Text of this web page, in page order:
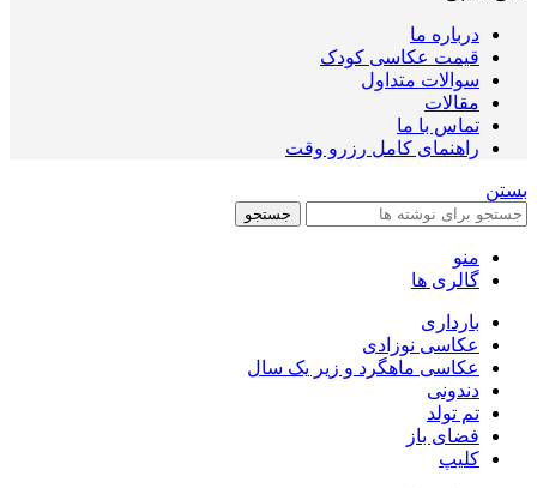
درباره ما
قیمت عکاسی کودک
سوالات متداول
مقالات
تماس با ما
راهنمای کامل رزرو وقت
بستن
جستجو
منو
گالری ها
بارداری
عکاسی نوزادی
عکاسی ماهگرد و زیر یک سال
دندونی
تم تولد
فضای باز
کلیپ